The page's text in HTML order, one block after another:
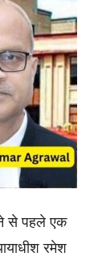
से पहले एक
रमेश